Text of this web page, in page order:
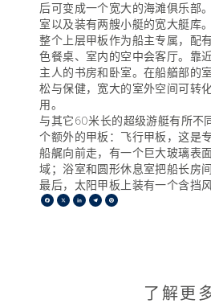
后可变成一个宽大的海滩俱乐部
室以及装有两艘小艇的宽大艇库。
整个上层甲板作为船主专属，配
色餐桌、室内的空中会客厅。靠
主人的书房和卧室。在船艏部的
松与保健，宽大的室外空间可转
用。
与其它60米长的超级游艇有所不
个额外的甲板：飞行甲板，这是
船艉向前走，有一个巨大玻璃表
域；浴室和圆形休息室把船长房
最后，太阳甲板上装有一个含挡
Facebook
X LinkedIn
Telegram
了解更